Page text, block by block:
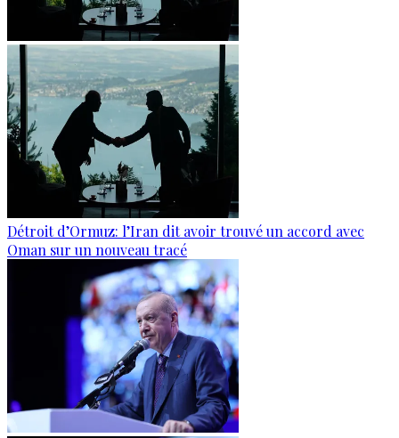
Détroit d’Ormuz: l’Iran dit avoir trouvé un accord avec
Oman sur un nouveau tracé